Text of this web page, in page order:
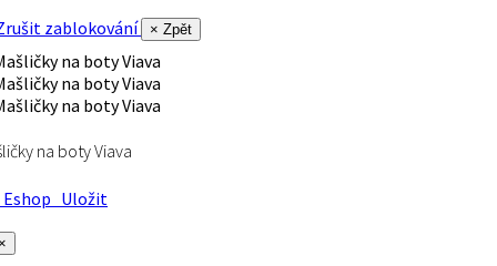
zablokování
× Zpět
na boty Viava
Uložit